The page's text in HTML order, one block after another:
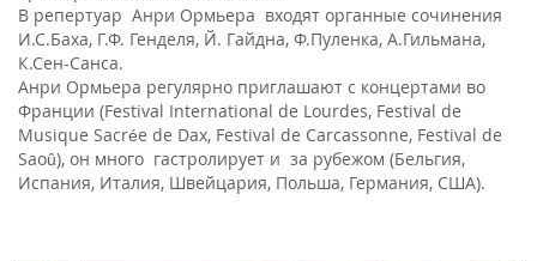
В репертуар Анри Ормьера входят органные сочинения
И.С.Баха, Г.Ф. Генделя, Й. Гайдна, Ф.Пуленка, А.Гильмана,
К.Сен-Санса.
Анри Ормьера регулярно приглашают с концертами во
Франции (Festival International de Lourdes, Festival de
Musique Sacrée de Dax, Festival de Carcassonne, Festival de
Saoû), он много гастролирует и за рубежом (Бельгия,
Испания, Италия, Швейцария, Польша, Германия, США).